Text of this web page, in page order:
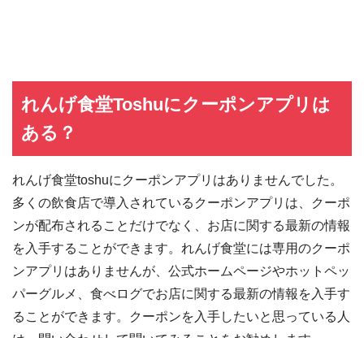
れんげ食堂Toshuにクーポンアプリは
ある？
れんげ食堂toshuにクーポンアプリはありませんでした。
多くの飲食店で導入されているクーポンアプリは、クーポ
ンが配布されることだけでなく、お店に関する最新の情報
を入手することができます。れんげ食堂には専用のクーポ
ンアプリはありませんが、公式ホームページやホットペッ
パーグルメ、食べログでお店に関する最新の情報を入手す
ることができます。クーポンを入手したいと思っている人